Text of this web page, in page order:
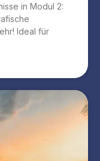
in Modul 2:
Ideal für